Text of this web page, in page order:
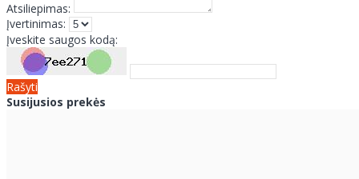
Atsiliepimas:
Įvertinimas:
Įveskite saugos kodą:
Rašyti
Susijusios prekės